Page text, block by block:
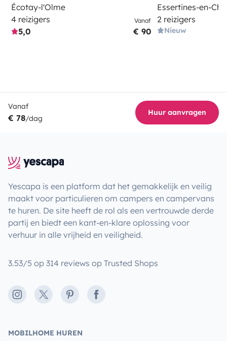
Écotay-l'Olme
4 reizigers
5,0
Vanaf
€ 90
Essertines-en-
2 reizigers
Nieuw
Vanaf
€ 78/dag
Huur aanvragen
Yescapa is een platform dat het gemakkelijk en veilig
maakt voor particulieren om campers en campervans
te huren. De site heeft de rol als een vertrouwde derde
partij en biedt een kant-en-klare oplossing voor
verhuur in alle vrijheid en veiligheid.
3.53/5 op 314 reviews op Trusted Shops
Instagram
X PinterestFacebook
MOBILHOME HUREN